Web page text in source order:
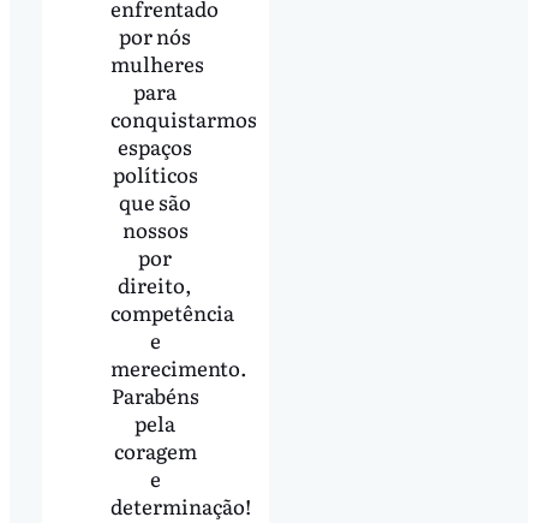
enfrentado
por nós
mulheres
para
conquistarmos
espaços
políticos
que são
nossos
por
direito,
competência
e
merecimento.
Parabéns
pela
coragem
e
determinação!